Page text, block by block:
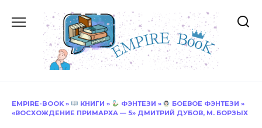
содержанию
EMPIRE-BOOK » КНИГИ » ФЭНТЕЗИ » БОЕВОЕ ФЭНТЕЗИ »
«ВОСХОЖДЕНИЕ ПРИМАРХА — 5» ДМИТРИЙ ДУБОВ, М. БОРЗЫХ